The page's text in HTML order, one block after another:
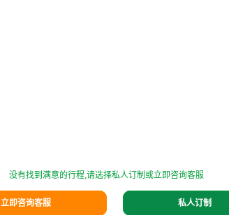
没有找到满意的行程,请选择私人订制或立即咨询客服
立即咨询客服 私人订制